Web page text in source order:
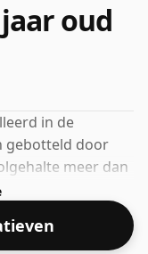
oud
in de
gebotteld door
meer dan